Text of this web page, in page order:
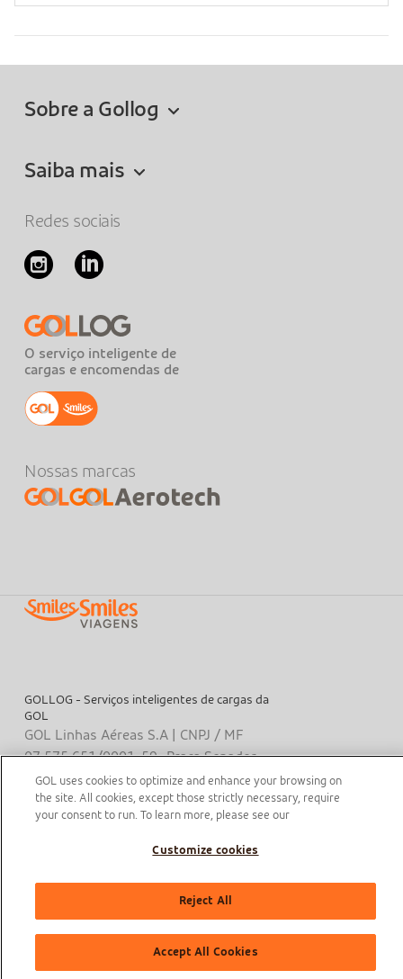
Sobre a Gollog
Saiba mais
Redes sociais
O serviço inteligente de
cargas e encomendas de
Nossas marcas
GOLLOG - Serviços inteligentes de cargas da
GOL
GOL Linhas Aéreas S.A | CNPJ / MF
07.575.651/0001-59 Praça Senador
Salgado Filho, s / nº, Aeroporto
Santos Dumont, térreo, área pública,
entre os eixos 46-48/O-P, Sala de
Gerência Back Office, Rio de Janeiro -
GOL uses cookies to optimize and enhance your browsing on
the site. All cookies, except those strictly necessary, require
your consent to run. To learn more, please see our
Customize cookies
Reject All
Accept All Cookies